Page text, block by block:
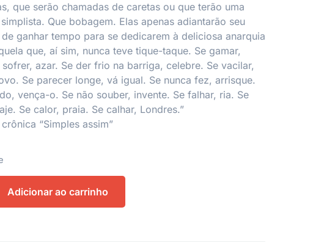
que serão chamadas de caretas ou que terão uma
Que bobagem. Elas apenas adiantarão seu
ganhar tempo para se dedicarem à deliciosa anarquia
que, aí sim, nunca teve tique-taque. Se gamar,
sofrer, azar. Se der frio na barriga, celebre. Se vacilar,
Se parecer longe, vá igual. Se nunca fez, arrisque.
vença-o. Se não souber, invente. Se falhar, ria. Se
Se calor, praia. Se calhar, Londres.”
“Simples assim”
Adicionar ao carrinho